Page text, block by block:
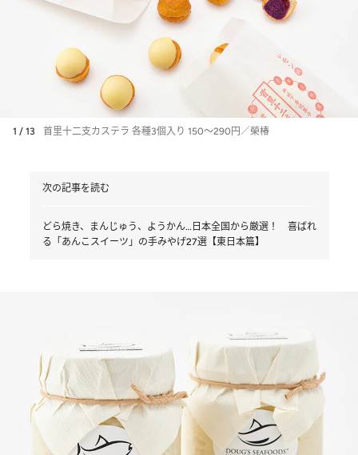
1 / 13 首里十二支カステラ 各種3個入り 150～290円／榮椿
次の記事を読む
どら焼き、まんじゅう、ようかん…日本全国から厳選！ 喜ばれ
る「あんこスイーツ」の手みやげ27選【東日本篇】